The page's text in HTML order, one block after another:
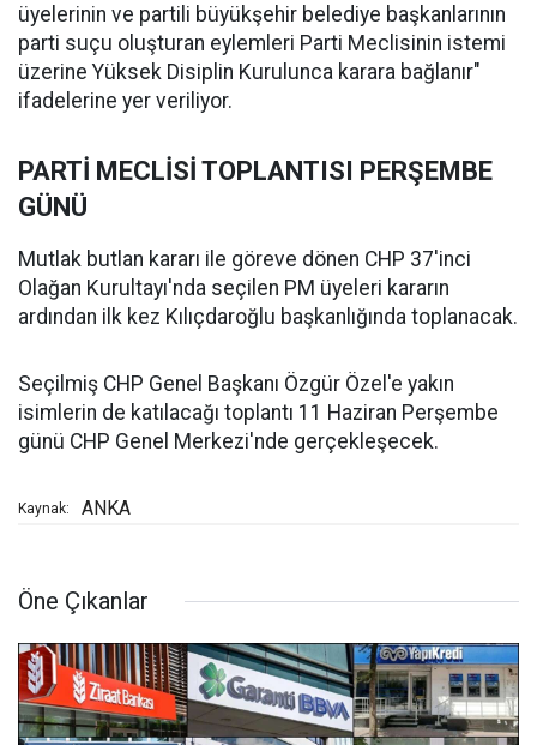
üyelerinin ve partili büyükşehir belediye başkanlarının
parti suçu oluşturan eylemleri Parti Meclisinin istemi
üzerine Yüksek Disiplin Kurulunca karara bağlanır"
ifadelerine yer veriliyor.
PARTİ MECLİSİ TOPLANTISI PERŞEMBE
GÜNÜ
Mutlak butlan kararı ile göreve dönen CHP 37'inci
Olağan Kurultayı'nda seçilen PM üyeleri kararın
ardından ilk kez Kılıçdaroğlu başkanlığında toplanacak.
Seçilmiş CHP Genel Başkanı Özgür Özel'e yakın
isimlerin de katılacağı toplantı 11 Haziran Perşembe
günü CHP Genel Merkezi'nde gerçekleşecek.
Kaynak: ANKA
Öne Çıkanlar